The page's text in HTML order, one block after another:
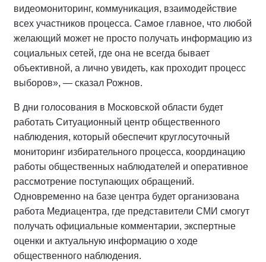
видеомониторинг, коммуникация, взаимодействие
всех участников процесса. Самое главное, что любой
желающий может не просто получать информацию из
социальных сетей, где она не всегда бывает
объективной, а лично увидеть, как проходит процесс
выборов», — сказал Рожнов.
В дни голосования в Московской области будет
работать Ситуационный центр общественного
наблюдения, который обеспечит круглосуточный
мониторинг избирательного процесса, координацию
работы общественных наблюдателей и оперативное
рассмотрение поступающих обращений.
Одновременно на базе центра будет организована
работа Медиацентра, где представители СМИ смогут
получать официальные комментарии, экспертные
оценки и актуальную информацию о ходе
общественного наблюдения.